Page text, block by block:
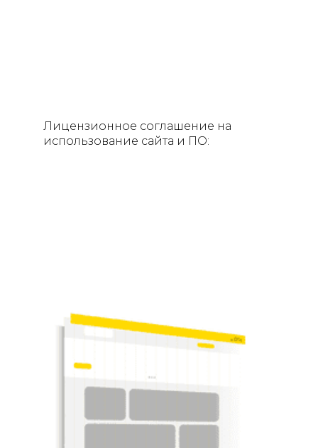
Лицензионное соглашение на
использование сайта и ПО: